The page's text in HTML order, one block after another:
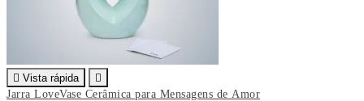
 Vista rápida

Jarra LoveVase Cerâmica para Mensagens de Amor